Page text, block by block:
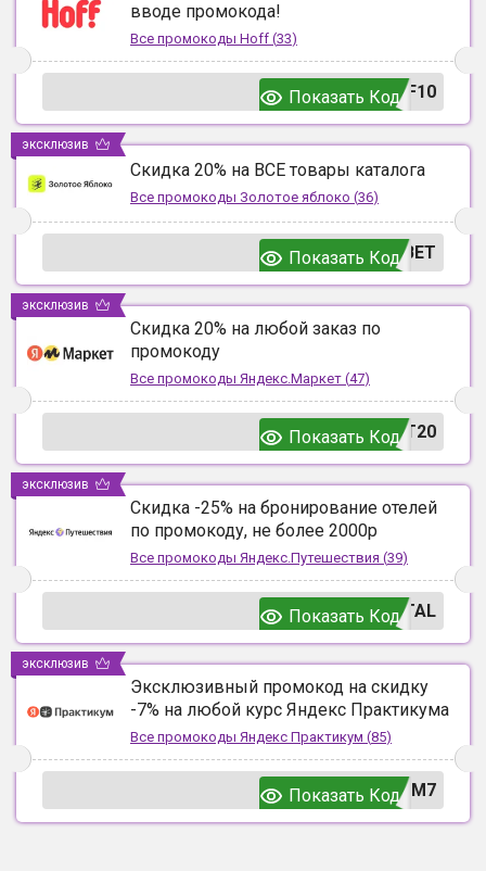
вводе промокода!
Все промокоды Hoff (33)
F10
Показать Код
Скидка 20% на ВСЕ товары каталога
Все промокоды Золотое яблоко (36)
ВЕТ
Показать Код
эксклюзив
Скидка 20% на любой заказ по
промокоду
Все промокоды Яндекс.Маркет (47)
T20
Показать Код
эксклюзив
Скидка -25% на бронирование отелей
по промокоду, не более 2000р
Все промокоды Яндекс.Путешествия (39)
TAL
Показать Код
эксклюзив
Эксклюзивный промокод на скидку
-7% на любой курс Яндекс Практикума
Все промокоды Яндекс Практикум (85)
UM7
Показать Код
эксклюзив